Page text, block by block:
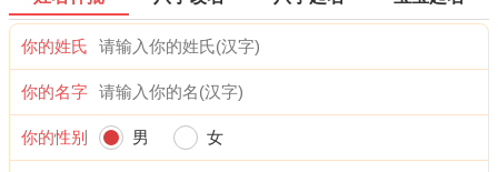
你的姓氏
你的名字
你的性别 男 女